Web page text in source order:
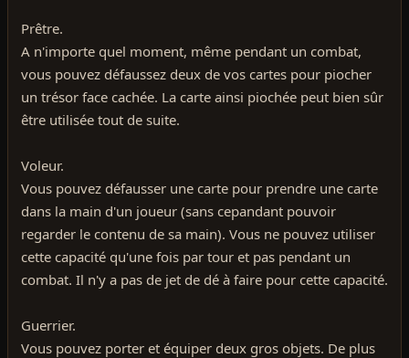
Prêtre.
A n'importe quel moment, même pendant un combat,
vous pouvez défaussez deux de vos cartes pour piocher
un trésor face cachée. La carte ainsi piochée peut bien sûr
être utilisée tout de suite.
Voleur.
Vous pouvez défausser une carte pour prendre une carte
dans la main d'un joueur (sans cepandant pouvoir
regarder le contenu de sa main). Vous ne pouvez utiliser
cette capacité qu'une fois par tour et pas pendant un
combat. Il n'y a pas de jet de dé à faire pour cette capacité.
Guerrier.
Vous pouvez porter et équiper deux gros objets. De plus